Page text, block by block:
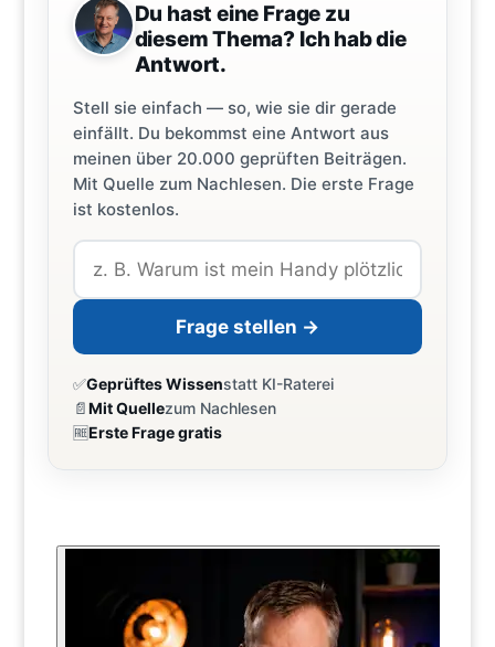
Du hast eine Frage zu
diesem Thema? Ich hab die
Antwort.
Stell sie einfach — so, wie sie dir gerade
einfällt. Du bekommst eine Antwort aus
meinen über 20.000 geprüften Beiträgen.
Mit Quelle zum Nachlesen. Die erste Frage
ist kostenlos.
Frage stellen →
✅Geprüftes Wissenstatt KI-Raterei
📄Mit Quellezum Nachlesen
🆓Erste Frage gratis